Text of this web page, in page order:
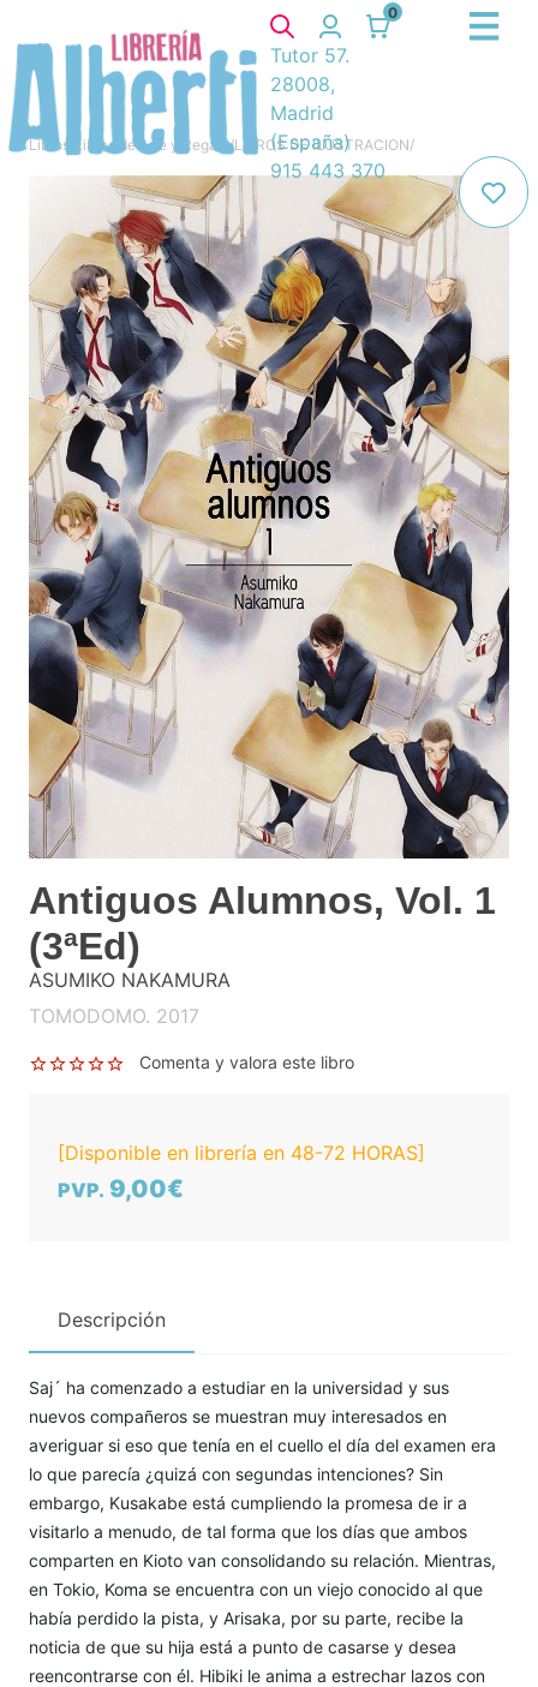
0
Tutor 57.
28008,
Madrid
(España)
915 443 370
Libros Libros de Arte y Regalo/LIBROS DE ILUSTRACION/
Antiguos Alumnos, Vol. 1
(3ªEd)
ASUMIKO NAKAMURA
TOMODOMO. 2017
Comenta y valora este libro
[Disponible en librería en 48-72 HORAS]
PVP. 9,00€
Descripción
Saj´ ha comenzado a estudiar en la universidad y sus
nuevos compañeros se muestran muy interesados en
averiguar si eso que tenía en el cuello el día del examen era
lo que parecía ¿quizá con segundas intenciones? Sin
embargo, Kusakabe está cumpliendo la promesa de ir a
visitarlo a menudo, de tal forma que los días que ambos
comparten en Kioto van consolidando su relación. Mientras,
en Tokio, Koma se encuentra con un viejo conocido al que
había perdido la pista, y Arisaka, por su parte, recibe la
noticia de que su hija está a punto de casarse y desea
reencontrarse con él. Hibiki le anima a estrechar lazos con